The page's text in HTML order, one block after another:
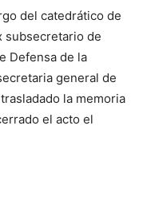
del catedrático de
subsecretario de
Defensa de la
general de
la memoria
el acto el